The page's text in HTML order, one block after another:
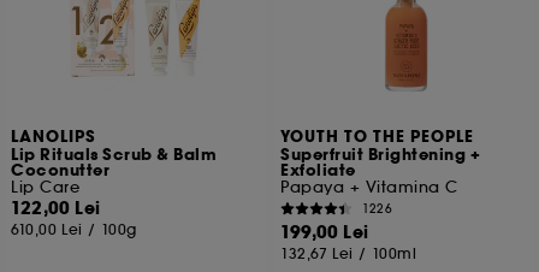
LANOLIPS
Lip Rituals Scrub & Balm
Coconutter
Lip Care
122,00 Lei
610,00 Lei / 100g
YOUTH TO THE PEOPLE
Superfruit Brightening +
Exfoliate
Papaya + Vitamina C
1226
199,00 Lei
132,67 Lei / 100ml